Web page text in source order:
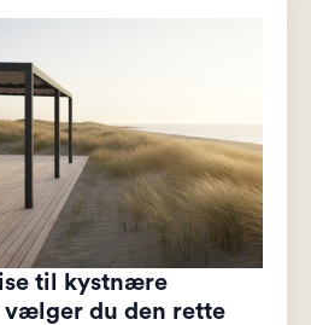
til kystnære
vælger du den rette